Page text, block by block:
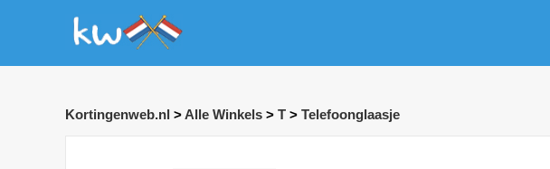
Kortingenweb.nl > Alle Winkels > T > Telefoonglaasje